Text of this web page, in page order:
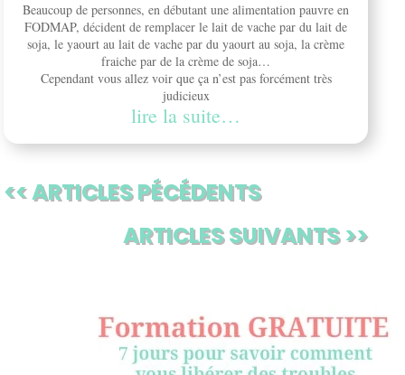
Beaucoup de personnes, en débutant une alimentation pauvre en
FODMAP, décident de remplacer le lait de vache par du lait de
soja, le yaourt au lait de vache par du yaourt au soja, la crème
fraiche par de la crème de soja…
Cependant vous allez voir que ça n’est pas forcément très
judicieux
lire la suite…
<< ARTICLES PÉCÉDENTS
ARTICLES SUIVANTS >>